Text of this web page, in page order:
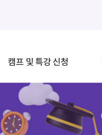
캠프 및 특강 신청